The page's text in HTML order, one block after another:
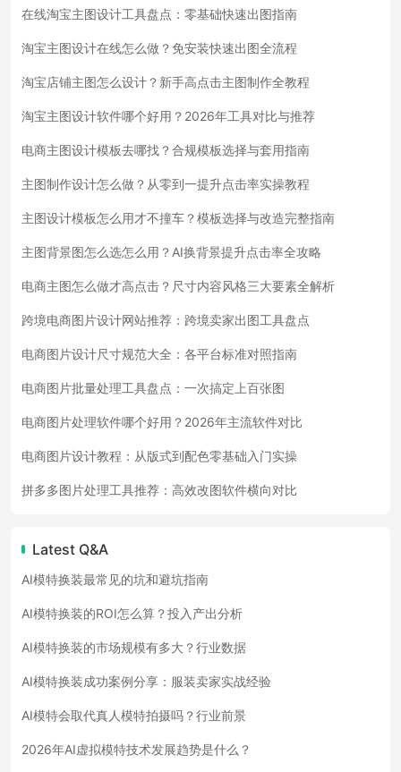
在线淘宝主图设计工具盘点：零基础快速出图指南
淘宝主图设计在线怎么做？免安装快速出图全流程
淘宝店铺主图怎么设计？新手高点击主图制作全教程
淘宝主图设计软件哪个好用？2026年工具对比与推荐
电商主图设计模板去哪找？合规模板选择与套用指南
主图制作设计怎么做？从零到一提升点击率实操教程
主图设计模板怎么用才不撞车？模板选择与改造完整指南
主图背景图怎么选怎么用？AI换背景提升点击率全攻略
电商主图怎么做才高点击？尺寸内容风格三大要素全解析
跨境电商图片设计网站推荐：跨境卖家出图工具盘点
电商图片设计尺寸规范大全：各平台标准对照指南
电商图片批量处理工具盘点：一次搞定上百张图
电商图片处理软件哪个好用？2026年主流软件对比
电商图片设计教程：从版式到配色零基础入门实操
拼多多图片处理工具推荐：高效改图软件横向对比
Latest Q&A
AI模特换装最常见的坑和避坑指南
AI模特换装的ROI怎么算？投入产出分析
AI模特换装的市场规模有多大？行业数据
AI模特换装成功案例分享：服装卖家实战经验
AI模特会取代真人模特拍摄吗？行业前景
2026年AI虚拟模特技术发展趋势是什么？